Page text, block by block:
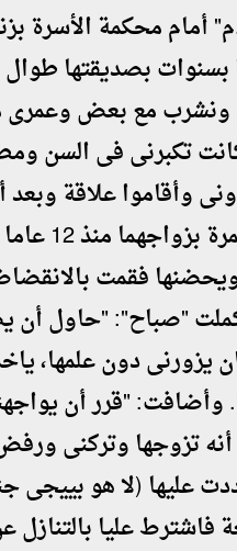
محكمة الأسرة
ونشرب مع بعض وعمرى
تكبرنى فى السن
وأقاموا علاقة
غيبوتى
فقمت
"صباح": "حاول أن
يزورنى دون علمها،
"قرر أن
أنه تزوجها وتركنى
عليها (لا هو بييجى
فاشترط عليا